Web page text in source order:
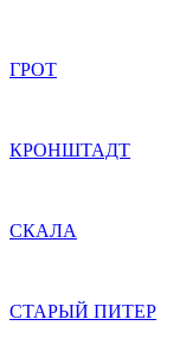
ГРОТ
КРОНШТАДТ
СКАЛА
СТАРЫЙ ПИТЕР